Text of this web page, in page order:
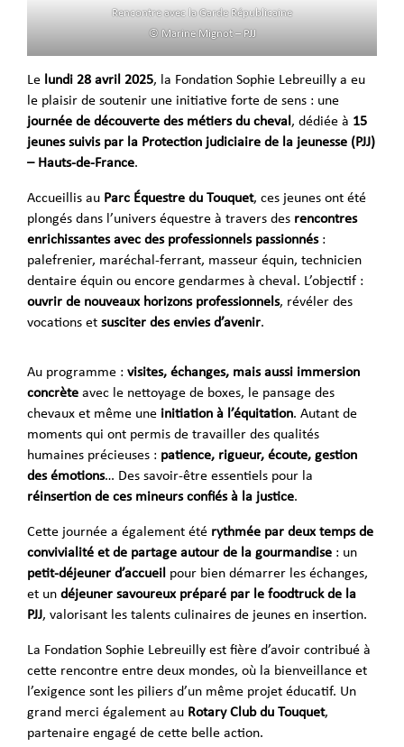
Rencontre avec la Garde Républicaine
© Marine Mignot – PJJ
Le lundi 28 avril 2025, la Fondation Sophie Lebreuilly a eu
le plaisir de soutenir une initiative forte de sens : une
journée de découverte des métiers du cheval, dédiée à 15
jeunes suivis par la Protection judiciaire de la jeunesse (PJJ)
– Hauts-de-France.
Accueillis au Parc Équestre du Touquet, ces jeunes ont été
plongés dans l’univers équestre à travers des rencontres
enrichissantes avec des professionnels passionnés:
palefrenier, maréchal-ferrant, masseur équin, technicien
dentaire équin ou encore gendarmes à cheval. L’objectif :
ouvrir de nouveaux horizons professionnels, révéler des
vocations et susciter des envies d’avenir.
Au programme : visites, échanges, mais aussi immersion
concrète avec le nettoyage de boxes, le pansage des
chevaux et même une initiation à l’équitation. Autant de
moments qui ont permis de travailler des qualités
humaines précieuses : patience, rigueur, écoute, gestion
des émotions… Des savoir-être essentiels pour la
réinsertion de ces mineurs confiés à la justice.
Cette journée a également été rythmée par deux temps de
convivialité et de partage autour de la gourmandise : un
petit-déjeuner d’accueil pour bien démarrer les échanges,
et un déjeuner savoureux préparé par le foodtruck de la
PJJ, valorisant les talents culinaires de jeunes en insertion.
La Fondation Sophie Lebreuilly est fière d’avoir contribué à
cette rencontre entre deux mondes, où la bienveillance et
l’exigence sont les piliers d’un même projet éducatif. Un
grand merci également au Rotary Club du Touquet,
partenaire engagé de cette belle action.